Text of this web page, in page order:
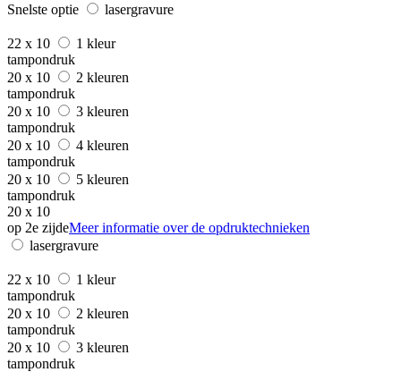
Snelste optie
lasergravure
22 x 10
1 kleur
tampondruk
20 x 10
2 kleuren
tampondruk
20 x 10
3 kleuren
tampondruk
20 x 10
4 kleuren
tampondruk
20 x 10
5 kleuren
tampondruk
20 x 10
op 2e zijdeMeer informatie over de opdruktechnieken
lasergravure
22 x 10
1 kleur
tampondruk
20 x 10
2 kleuren
tampondruk
20 x 10
3 kleuren
tampondruk